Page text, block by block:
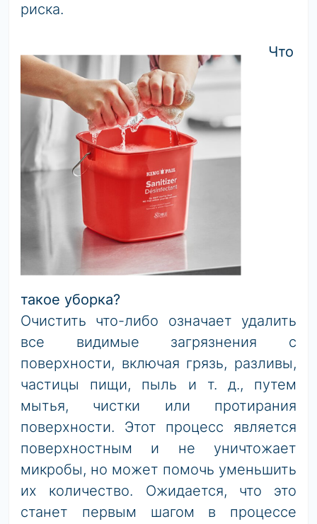
риска.
Что
такое уборка?
Очистить что-либо означает удалить
все видимые загрязнения с
поверхности, включая грязь, разливы,
частицы пищи, пыль и т. д., путем
мытья, чистки или протирания
поверхности. Этот процесс является
поверхностным и не уничтожает
микробы, но может помочь уменьшить
их количество. Ожидается, что это
станет первым шагом в процессе